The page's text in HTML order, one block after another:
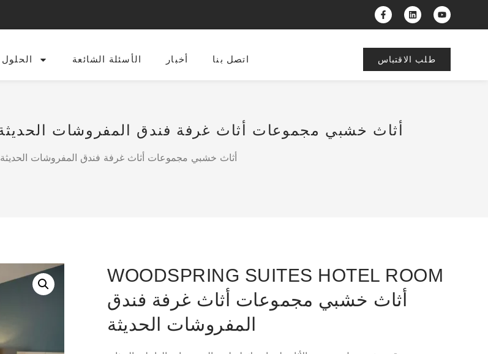
الحلول الأسئلة الشائعة أخبار اتصل بنا طلب الاقتباس
/ Woodspring Suites Hotel Room أثاث خشبي مجموعات أثاث غرفة فندق المفروشات الحديثة
WOODSPRING SUITES HOTEL ROOM
أثاث خشبي مجموعات أثاث غرفة فندق